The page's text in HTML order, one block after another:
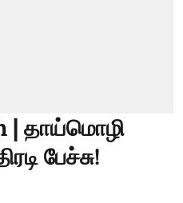
| தாய்மொழி
பேச்சு!